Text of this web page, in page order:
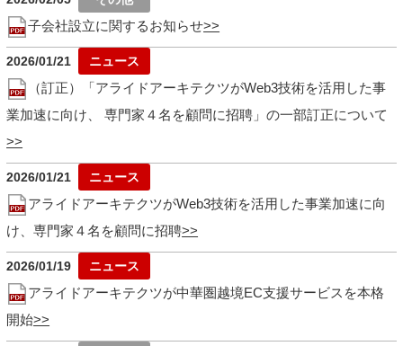
子会社設立に関するお知らせ
2026/01/21
（訂正）「アライドアーキテクツがWeb3技術を活用した事
業加速に向け、 専門家４名を顧問に招聘」の一部訂正について
2026/01/21
アライドアーキテクツがWeb3技術を活用した事業加速に向
け、専門家４名を顧問に招聘
2026/01/19
アライドアーキテクツが中華圏越境EC支援サービスを本格
開始